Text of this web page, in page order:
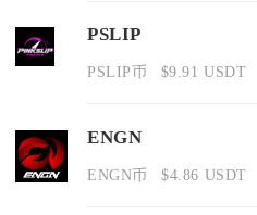
PSLIP
PSLIP币 $9.91 USDT
ENGN
ENGN币 $4.86 USDT